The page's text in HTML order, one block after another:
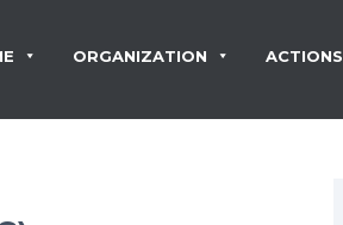
ORGANIZATION ACTIONS